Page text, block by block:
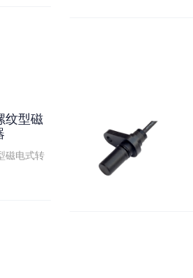
纹型磁
磁电式转